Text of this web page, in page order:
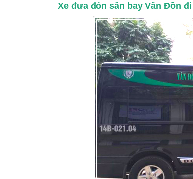
Xe đưa đón sân bay Vân Đồn